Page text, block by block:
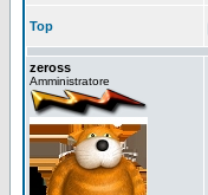
Top
zeross
Amministratore